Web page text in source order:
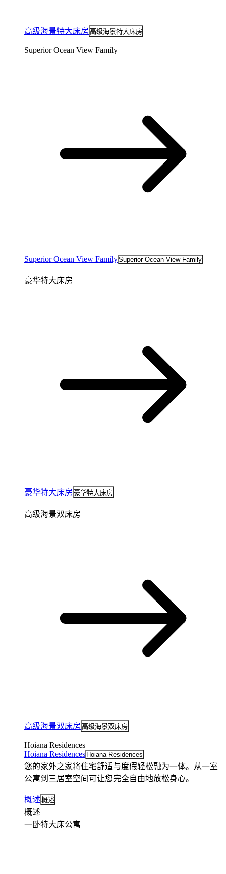
高级海景特大床房 高级海景特大床房
Superior Ocean View Family
Superior Ocean View FamilySuperior Ocean View Family
豪华特大床房
豪华特大床房 豪华特大床房
高级海景双床房
高级海景双床房 高级海景双床房
Hoiana Residences
Hoiana Residences Hoiana Residences
您的家外之家将住宅舒适与度假轻松融为一体。从一室
公寓到三居室空间可让您完全自由地放松身心。
概述 概述
概述
一卧特大床公寓